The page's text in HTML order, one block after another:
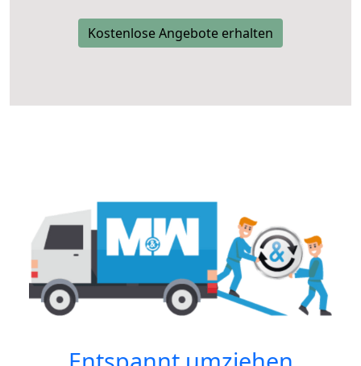
Kostenlose Angebote erhalten